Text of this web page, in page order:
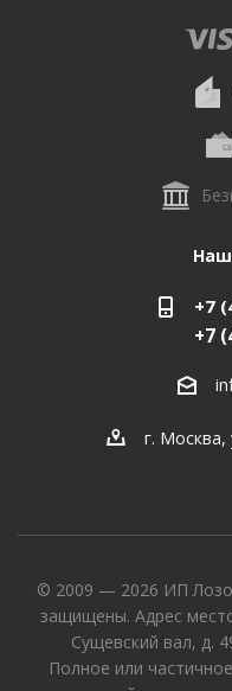
+7
+7
г. Москва,
© 2009 — 2026 ИП
защищены. Адрес
Сущевский вал, д.
Полное или